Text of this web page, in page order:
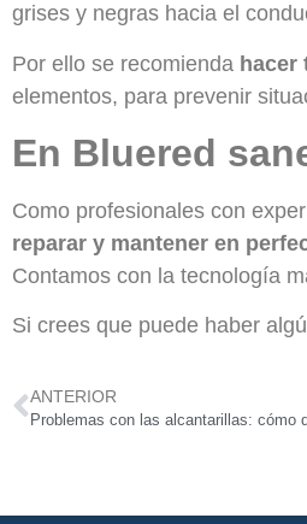
grises y negras hacia el
Por ello se recomienda hacer
elementos, para prevenir
En Bluered
Como profesionales con
reparar y mantener en
Contamos con la tecnología
Si crees que puede haber
ANTERIOR
Problemas con las alcantarillas: cómo